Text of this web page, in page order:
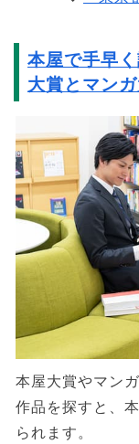
本屋で手早
大賞とマン
本屋大賞やマン
作品を探すと、
られます。